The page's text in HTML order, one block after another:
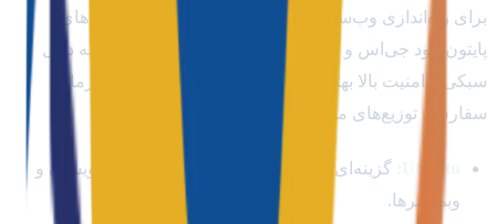
برای راه‌اندازی وب‌سرورها، وب‌سایت‌های وردپرسی، کدهای
پایتون، نود جی‌اس و پایگاه داده‌های مایکروویو، لینوکس به دلیل
سبکی و امنیت بالا بهترین گزینه است. شما می‌توانید در زمان
سفارش، توزیع‌های محبوب زیر را انتخاب کنید:
Ubuntu:
گزینه‌ای بی‌نظیر و پایدار برای تمام برنامه‌نویسان و
وبمسترها.